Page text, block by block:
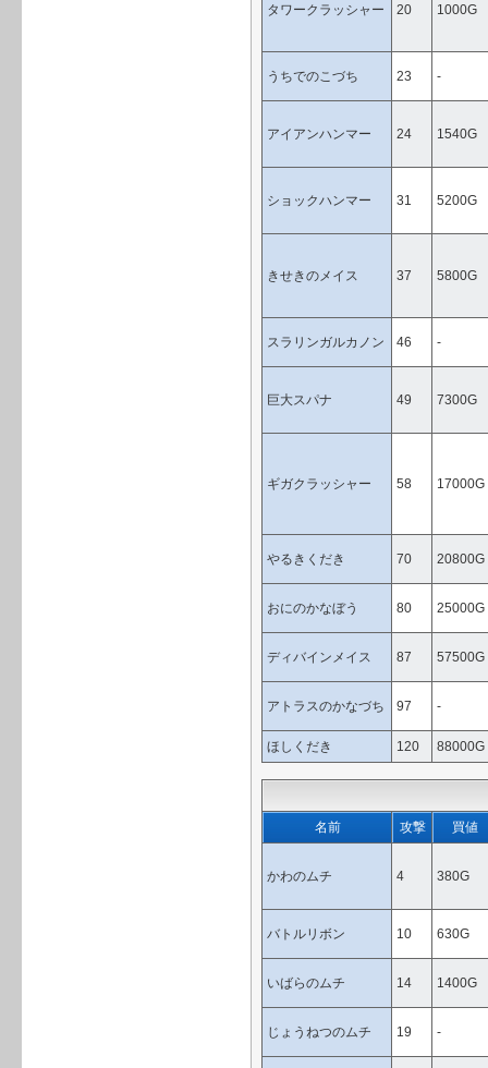
タワークラッシャー 20 1000G
うちでのこづち 23 -
アイアンハンマー 24 1540G
ショックハンマー 31 5200G
きせきのメイス 37 5800G
スラリンガルカノン 46 -
巨大スパナ 49 7300G
ギガクラッシャー 58 17000G
やるきくだき 70 20800G
おにのかなぼう 80 25000G
ディバインメイス 87 57500G
アトラスのかなづち 97 -
ほしくだき 120 88000G
名前 攻撃 買値
かわのムチ 4 380G
バトルリボン 10 630G
いばらのムチ 14 1400G
じょうねつのムチ 19 -